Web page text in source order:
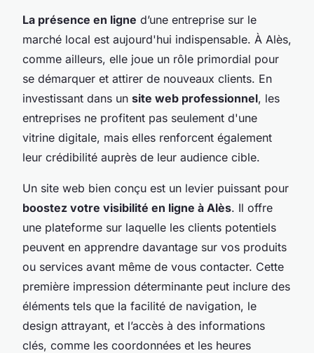
La présence en ligne d’une entreprise sur le
marché local est aujourd'hui indispensable. À Alès,
comme ailleurs, elle joue un rôle primordial pour
se démarquer et attirer de nouveaux clients. En
investissant dans un site web professionnel, les
entreprises ne profitent pas seulement d'une
vitrine digitale, mais elles renforcent également
leur crédibilité auprès de leur audience cible.
Un site web bien conçu est un levier puissant pour
boostez votre visibilité en ligne à Alès. Il offre
une plateforme sur laquelle les clients potentiels
peuvent en apprendre davantage sur vos produits
ou services avant même de vous contacter. Cette
première impression déterminante peut inclure des
éléments tels que la facilité de navigation, le
design attrayant, et l’accès à des informations
clés, comme les coordonnées et les heures